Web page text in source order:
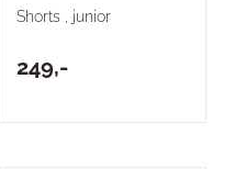
Shorts , junior
249,-